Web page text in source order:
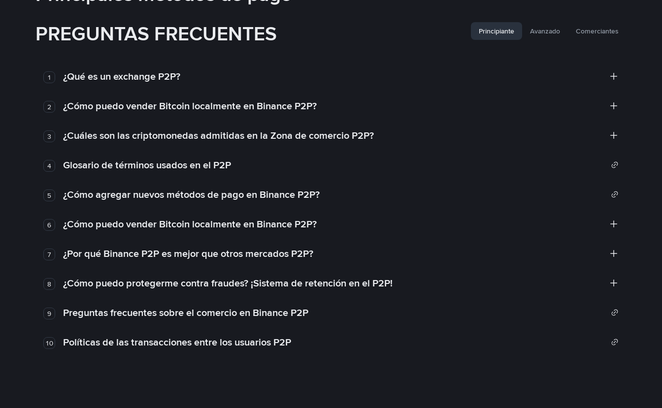
PREGUNTAS FRECUENTES
Principiante Avanzado Comerciantes
1 ¿Qué es un exchange P2P?
2 ¿Cómo puedo vender Bitcoin localmente en Binance P2P?
3 ¿Cuáles son las criptomonedas admitidas en la Zona de comercio P2P?
4 Glosario de términos usados en el P2P
5 ¿Cómo agregar nuevos métodos de pago en Binance P2P?
6 ¿Cómo puedo vender Bitcoin localmente en Binance P2P?
7 ¿Por qué Binance P2P es mejor que otros mercados P2P?
8 ¿Cómo puedo protegerme contra fraudes? ¡Sistema de retención en el P2P!
9 Preguntas frecuentes sobre el comercio en Binance P2P
10 Políticas de las transacciones entre los usuarios P2P